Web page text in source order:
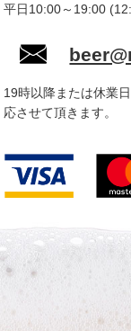
平日10:00～19:00
19時以降または休業
応させて頂きます。